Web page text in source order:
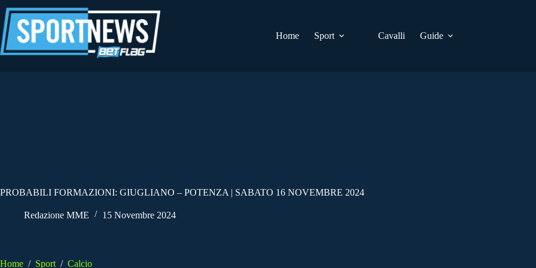
al
contenuto
Home
Sport Cavalli Guide
PROBABILI FORMAZIONI: GIUGLIANO – POTENZA | SABATO 16 NOVEMBRE 2024
Redazione MME 15 Novembre 2024
Home / Sport / Calcio